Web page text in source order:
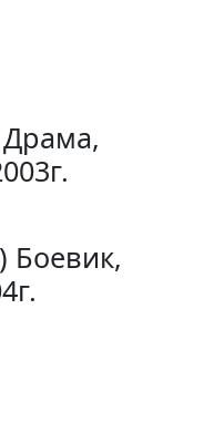
Боевик,